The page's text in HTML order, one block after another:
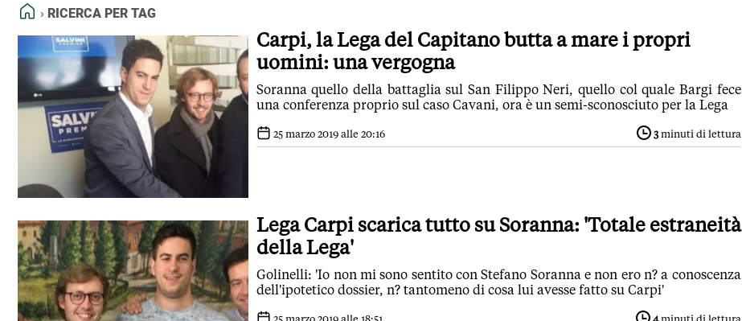
Tutti gli Articoli
Articoli
Opinioni
Tutti gli Articoli
HOME
RICERCA PER TAG
Carpi, la Lega del Capitano butta a mare i propri
uomini: una vergogna
Soranna quello della battaglia sul San Filippo Neri, quello col quale Bargi fece
una conferenza proprio sul caso Cavani, ora è un semi-sconosciuto per la Lega
25 marzo 2019 alle 20:16 3minuti di lettura
Lega Carpi scarica tutto su Soranna: 'Totale estraneità
della Lega'
Golinelli: 'Io non mi sono sentito con Stefano Soranna e non ero n? a conoscenza
dell'ipotetico dossier, n? tantomeno di cosa lui avesse fatto su Carpi'